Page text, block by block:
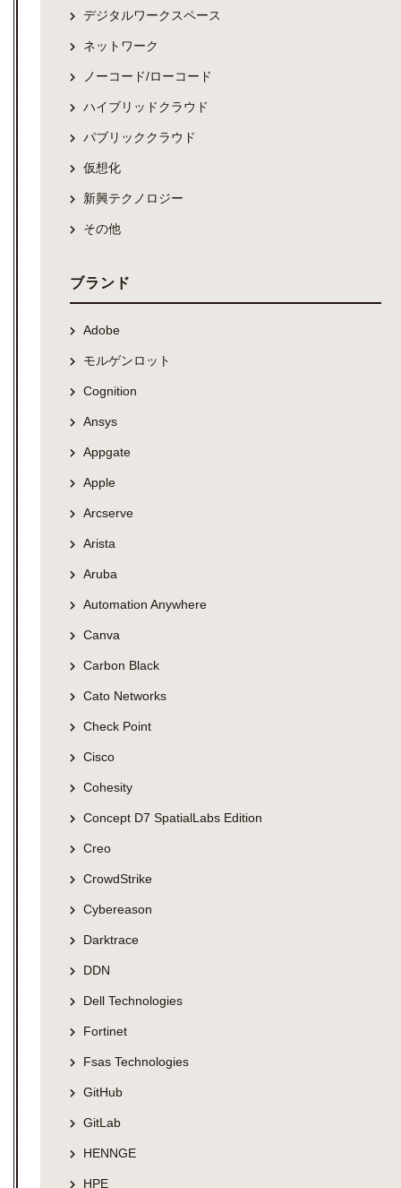
デジタルワークスペース
ネットワーク
ノーコード/ローコード
ハイブリッドクラウド
パブリッククラウド
仮想化
新興テクノロジー
その他
ブランド
Adobe
モルゲンロット
Cognition
Ansys
Appgate
Apple
Arcserve
Arista
Aruba
Automation Anywhere
Canva
Carbon Black
Cato Networks
Check Point
Cisco
Cohesity
Concept D7 SpatialLabs Edition
Creo
CrowdStrike
Cybereason
Darktrace
DDN
Dell Technologies
Fortinet
Fsas Technologies
GitHub
GitLab
HENNGE
HPE